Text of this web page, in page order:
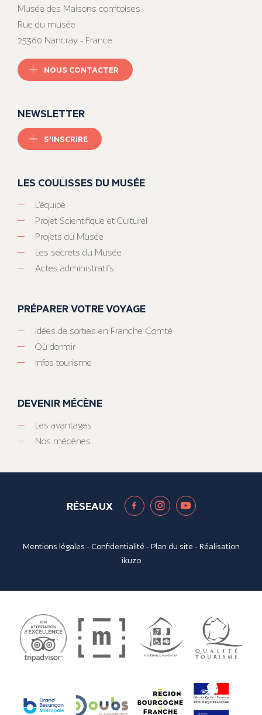
Musée des Maisons comtoises
Rue du musée
25360 Nancray - France
NOUS CONTACTER
NEWSLETTER
S'INSCRIRE
LES COULISSES DU MUSÉE
L’équipe
Projet Scientifique et Culturel
Projets du Musée
Les secrets du Musée
Actes administratifs
PRÉPARER VOTRE VOYAGE
Idées de sorties en Franche-Comté
Où dormir
Infos tourisme
DEVENIR MÉCÈNE
Les avantages
Nos mécènes
RÉSEAUX
Mentions légales - Confidentialité -Plan du site - Réalisation
ikuzo